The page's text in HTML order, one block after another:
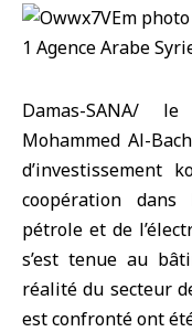
Damas-SANA/
Mohammed Al-
d’investissement
coopération
pétrole et de
s’est tenue au
réalité du secteur
est confronté ont